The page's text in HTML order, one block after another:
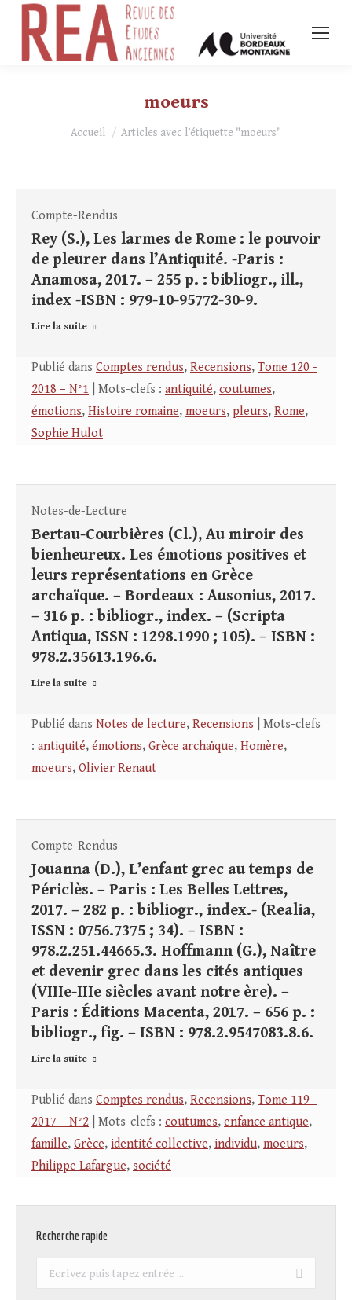
moeurs
Vous êtes ici :
Accueil Articles avec l’étiquette "moeurs"
Compte-Rendus
Rey (S.), Les larmes de Rome : le pouvoir
de pleurer dans l’Antiquité. -Paris :
Anamosa, 2017. – 255 p. : bibliogr., ill.,
index -ISBN : 979-10-95772-30-9.
Lire la suite
Publié dans Comptes rendus, Recensions, Tome 120 -
2018 – N°1 | Mots-clefs : antiquité, coutumes,
émotions, Histoire romaine, moeurs, pleurs, Rome,
Sophie Hulot
Notes-de-Lecture
Bertau-Courbières (Cl.), Au miroir des
bienheureux. Les émotions positives et
leurs représentations en Grèce
archaïque. – Bordeaux : Ausonius, 2017.
– 316 p. : bibliogr., index. – (Scripta
Antiqua, ISSN : 1298.1990 ; 105). – ISBN :
978.2.35613.196.6.
Lire la suite
Publié dans Notes de lecture, Recensions | Mots-clefs
: antiquité, émotions, Grèce archaïque, Homère,
moeurs, Olivier Renaut
Compte-Rendus
Jouanna (D.), L’enfant grec au temps de
Périclès. – Paris : Les Belles Lettres,
2017. – 282 p. : bibliogr., index.- (Realia,
ISSN : 0756.7375 ; 34). – ISBN :
978.2.251.44665.3. Hoffmann (G.), Naître
et devenir grec dans les cités antiques
(VIIIe-IIIe siècles avant notre ère). –
Paris : Éditions Macenta, 2017. – 656 p. :
bibliogr., fig. – ISBN : 978.2.9547083.8.6.
Lire la suite
Publié dans Comptes rendus, Recensions, Tome 119 -
2017 – N°2 | Mots-clefs : coutumes, enfance antique,
famille, Grèce, identité collective, individu, moeurs,
Philippe Lafargue, société
Recherche rapide
Recherche